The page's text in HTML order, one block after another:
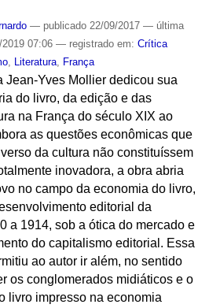
— publicado22/09/2017 — última
07:06 — registrado em: Crítica
, Literatura, França
Jean-Yves Mollier dedicou sua
do livro, da edição e das
na França do século XIX ao
as questões econômicas que
da cultura não constituíssem
inovadora, a obra abria
no campo da economia do livro,
editorial da
a 1914, sob a ótica do mercado e
do capitalismo editorial. Essa
ao autor ir além, no sentido
os conglomerados midiáticos e o
livro impresso na economia